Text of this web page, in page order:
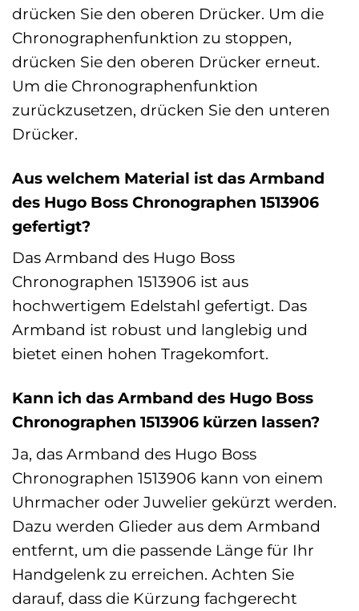
drücken Sie den oberen Drücker. Um die
Chronographenfunktion zu stoppen,
drücken Sie den oberen Drücker erneut.
Um die Chronographenfunktion
zurückzusetzen, drücken Sie den unteren
Drücker.
Aus welchem Material ist das Armband
des Hugo Boss Chronographen 1513906
gefertigt?
Das Armband des Hugo Boss
Chronographen 1513906 ist aus
hochwertigem Edelstahl gefertigt. Das
Armband ist robust und langlebig und
bietet einen hohen Tragekomfort.
Kann ich das Armband des Hugo Boss
Chronographen 1513906 kürzen lassen?
Ja, das Armband des Hugo Boss
Chronographen 1513906 kann von einem
Uhrmacher oder Juwelier gekürzt werden.
Dazu werden Glieder aus dem Armband
entfernt, um die passende Länge für Ihr
Handgelenk zu erreichen. Achten Sie
darauf, dass die Kürzung fachgerecht